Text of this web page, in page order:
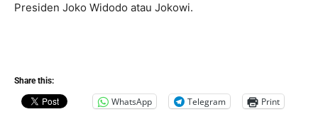
Presiden Joko Widodo atau Jokowi.
Share this:
WhatsApp Telegram Print